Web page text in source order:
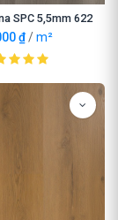
SPC 5,5mm 622
₫ /m²